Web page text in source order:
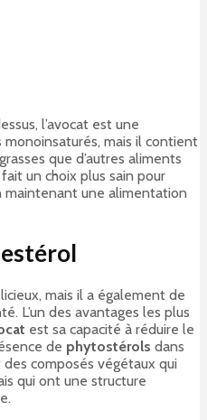
l’avocat est une
monoinsaturés, mais il contient
que d’autres aliments
un choix plus sain pour
une alimentation
mais il a également de
L’un des avantages les plus
est sa capacité à réduire le
de phytostérols dans
composés végétaux qui
qui ont une structure